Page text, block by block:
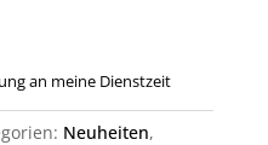
an meine Dienstzeit
Neuheiten,